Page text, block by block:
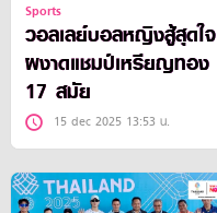
Sports
วอลเลย์บอลหญิงสู้สุดใจ
ผงาดแชมป์เหรียญทอง
17 สมัย
15 dec 2025 13:53 น.